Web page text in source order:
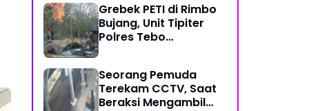
Grebek PETI di Rimbo
Bujang, Unit Tipiter
Polres Tebo
Cara Dibakar
Seorang Pemuda
Terekam CCTV, Saat
Beraksi Mengambil